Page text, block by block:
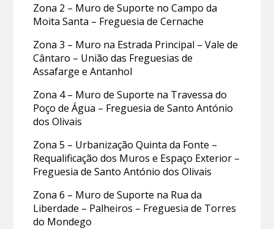
Zona 2 – Muro de Suporte no Campo da
Moita Santa – Freguesia de Cernache
Zona 3 – Muro na Estrada Principal – Vale de
Cântaro – União das Freguesias de
Assafarge e Antanhol
Zona 4 – Muro de Suporte na Travessa do
Poço de Água – Freguesia de Santo António
dos Olivais
Zona 5 – Urbanização Quinta da Fonte –
Requalificação dos Muros e Espaço Exterior –
Freguesia de Santo António dos Olivais
Zona 6 – Muro de Suporte na Rua da
Liberdade – Palheiros – Freguesia de Torres
do Mondego